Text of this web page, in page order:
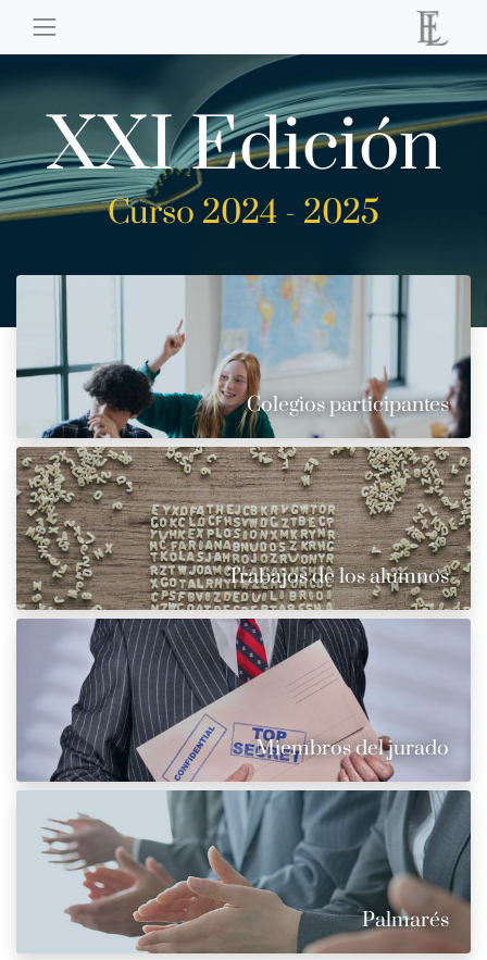
XXI Edición
Curso 2024 - 2025
Colegios participantes
Trabajos de los alumnos
Miembros del jurado
Palmarés